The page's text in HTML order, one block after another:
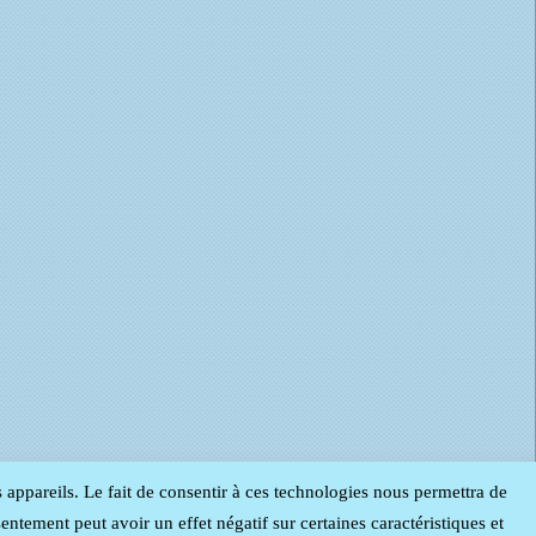
Le fait de consentir à ces technologies nous permettra de
peut avoir un effet négatif sur certaines caractéristiques et